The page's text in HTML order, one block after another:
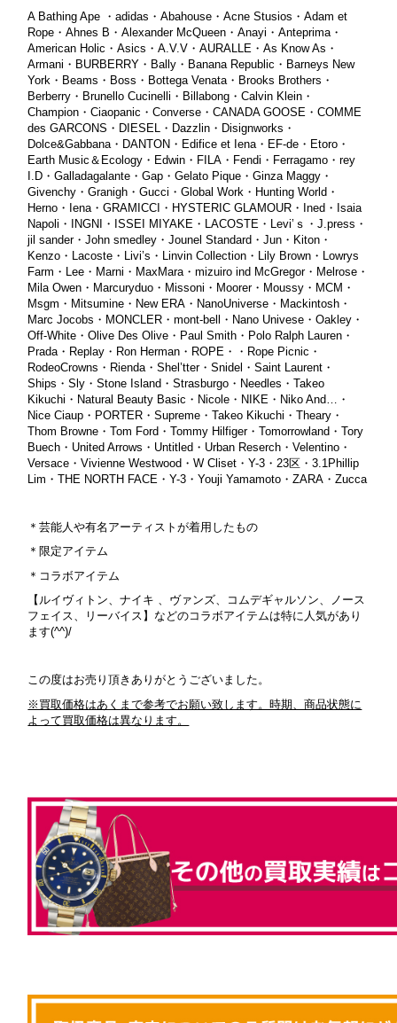
A Bathing Ape ・adidas・Abahouse・Acne Stusios・Adam et
Rope・Ahnes B・Alexander McQueen・Anayi・Anteprima・
American Holic・Asics・A.V.V・AURALLE・As Know As・
Armani・BURBERRY・Bally・Banana Republic・Barneys New
York・Beams・Boss・Bottega Venata・Brooks Brothers・
Berberry・Brunello Cucinelli・Billabong・Calvin Klein・
Champion・Ciaopanic・Converse・CANADA GOOSE・COMME
des GARCONS・DIESEL・Dazzlin・Disignworks・
Dolce&Gabbana・DANTON・Edifice et Iena・EF-de・Etoro・
Earth Music＆Ecology・Edwin・FILA・Fendi・Ferragamo・rey
I.D・Galladagalante・Gap・Gelato Pique・Ginza Maggy・
Givenchy・Granigh・Gucci・Global Work・Hunting World・
Herno・Iena・GRAMICCI・HYSTERIC GLAMOUR・Ined・Isaia
Napoli・INGNI・ISSEI MIYAKE・LACOSTE・Levi’ｓ・J.press・
jil sander・John smedley・Jounel Standard・Jun・Kiton・
Kenzo・Lacoste・Livi’s・Linvin Collection・Lily Brown・Lowrys
Farm・Lee・Marni・MaxMara・mizuiro ind McGregor・Melrose・
Mila Owen・Marcuryduo・Missoni・Moorer・Moussy・MCM・
Msgm・Mitsumine・New ERA・NanoUniverse・Mackintosh・
Marc Jocobs・MONCLER・mont-bell・Nano Univese・Oakley・
Off-White・Olive Des Olive・Paul Smith・Polo Ralph Lauren・
Prada・Replay・Ron Herman・ROPE・・Rope Picnic・
RodeoCrowns・Rienda・Shel’tter・Snidel・Saint Laurent・
Ships・Sly・Stone Island・Strasburgo・Needles・Takeo
Kikuchi・Natural Beauty Basic・Nicole・NIKE・Niko And…・
Nice Ciaup・PORTER・Supreme・Takeo Kikuchi・Theary・
Thom Browne・Tom Ford・Tommy Hilfiger・Tomorrowland・Tory
Buech・United Arrows・Untitled・Urban Reserch・Velentino・
Versace・Vivienne Westwood・W Cliset・Y-3・23区・3.1Phillip
Lim・THE NORTH FACE・Y-3・Youji Yamamoto・ZARA・Zucca
＊芸能人や有名アーティストが着用したもの
＊限定アイテム
＊コラボアイテム
【ルイヴィトン、ナイキ 、ヴァンズ、コムデギャルソン、ノース
フェイス、リーバイス】などのコラボアイテムは特に人気があり
ます(^^)/
この度はお売り頂きありがとうございました。
※買取価格はあくまで参考でお願い致します。時期、商品状態に
よって買取価格は異なります。